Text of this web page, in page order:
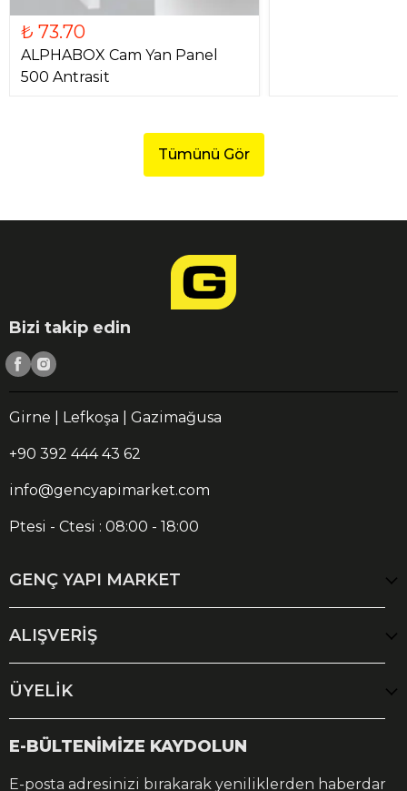
₺ 73.70
ALPHABOX Cam Yan Panel
500 Antrasit
Tümünü Gör
Bizi takip edin
Girne | Lefkoşa | Gazimağusa
+90 392 444 43 62
info@gencyapimarket.com
Ptesi - Ctesi : 08:00 - 18:00
GENÇ YAPI MARKET
ALIŞVERİŞ
ÜYELİK
E-BÜLTENİMİZE KAYDOLUN
E-posta adresinizi bırakarak yeniliklerden haberdar